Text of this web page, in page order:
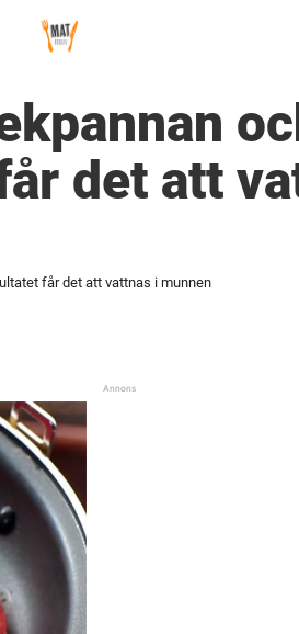
det att
får det att vattnas i munnen